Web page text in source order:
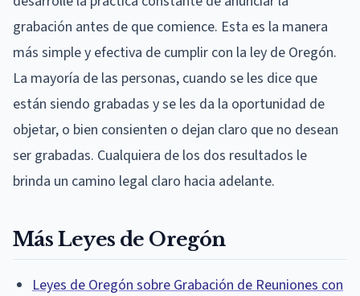
grabación antes de que comience. Esta es la manera
más simple y efectiva de cumplir con la ley de Oregón.
La mayoría de las personas, cuando se les dice que
están siendo grabadas y se les da la oportunidad de
objetar, o bien consienten o dejan claro que no desean
ser grabadas. Cualquiera de los dos resultados le
brinda un camino legal claro hacia adelante.
Más Leyes de Oregón
Leyes de Oregón sobre Grabación de Reuniones con